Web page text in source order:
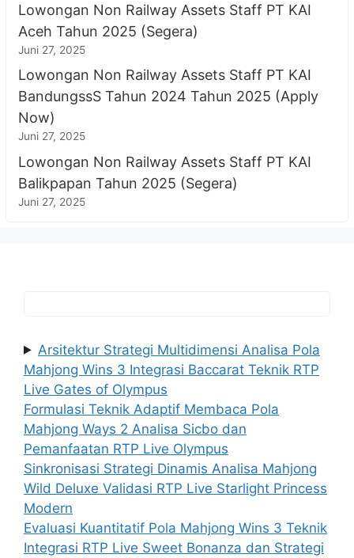
Lowongan Non Railway Assets Staff PT KAI
Aceh Tahun 2025 (Segera)
Juni 27, 2025
Lowongan Non Railway Assets Staff PT KAI
BandungssS Tahun 2024 Tahun 2025 (Apply
Now)
Juni 27, 2025
Lowongan Non Railway Assets Staff PT KAI
Balikpapan Tahun 2025 (Segera)
Juni 27, 2025
Arsitektur Strategi Multidimensi Analisa Pola
Mahjong Wins 3 Integrasi Baccarat Teknik RTP
Live Gates of Olympus
Formulasi Teknik Adaptif Membaca Pola
Mahjong Ways 2 Analisa Sicbo dan
Pemanfaatan RTP Live Olympus
Sinkronisasi Strategi Dinamis Analisa Mahjong
Wild Deluxe Validasi RTP Live Starlight Princess
Modern
Evaluasi Kuantitatif Pola Mahjong Wins 3 Teknik
Integrasi RTP Live Sweet Bonanza dan Strategi